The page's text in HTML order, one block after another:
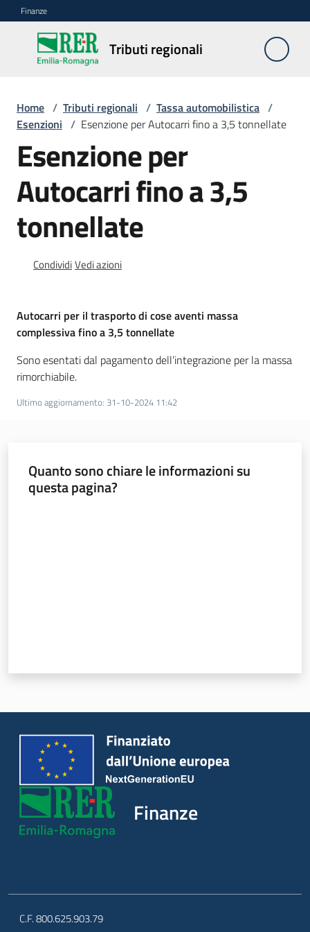
Vai al contenuto
Vai alla navigazione
Vai al footer
Finanze
Tributi regionali
Tributi
regionali
Tassa
Menu selezionato
Tasse
di
regionale
Altri
Addizionali
e
imposte
Finanze
Home / Tributi regionali / Tassa automobilistica /
Esenzioni / Esenzione per Autocarri fino a 3,5 tonnellate
Esenzione per
Autocarri fino a 3,5
tonnellate
CondividiVedi azioni
Autocarri per il trasporto di cose aventi massa
complessiva fino a 3,5 tonnellate
Sono esentati dal pagamento dell’integrazione per la massa
rimorchiabile.
Ultimo aggiornamento: 31-10-2024 11:42
Quanto sono chiare le informazioni su
questa pagina?
Finanze
C.F. 800.625.903.79